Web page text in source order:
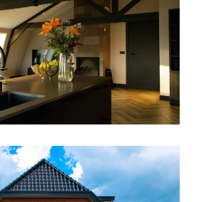
BOVENWONING
· Verbouw·Woning